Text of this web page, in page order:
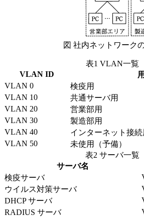
図 社内ネットワーク
表1 VLAN一覧
VLAN ID
VLAN 0
検疫用
VLAN 10
共通サーバ用
VLAN 20
営業部用
VLAN 30
製造部用
VLAN 40
インターネット接続
VLAN 50
未使用（予備）
表2 サーバ一覧
サーバ名
検疫サーバ
ウイルス対策サーバ
DHCP サーバ
RADIUS サーバ